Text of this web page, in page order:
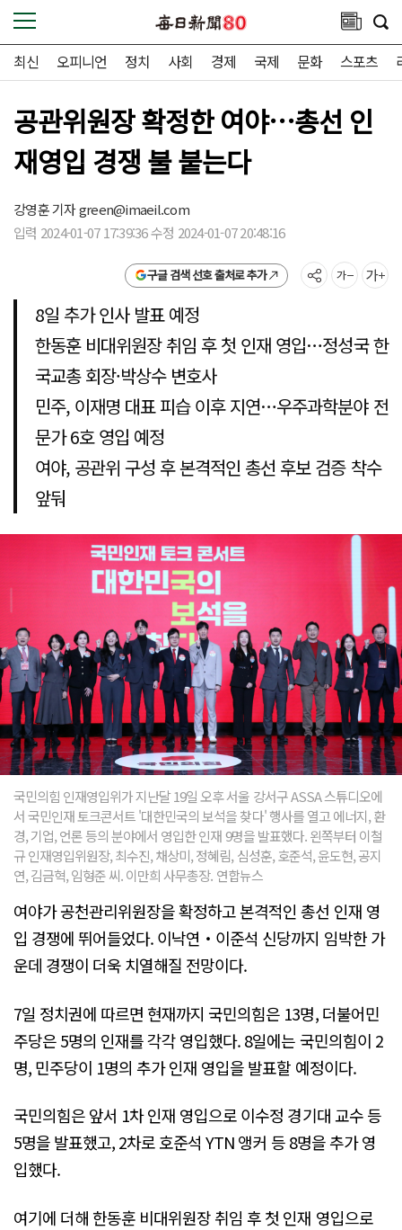
최신 오피니언 정치 사회 경제 국제 문화 스포츠
공관위원장 확정한 여야…총선 인
재영입 경쟁 불 붙는다
강영훈 기자green@imaeil.com
입력 2024-01-07 17:39:36 수정 2024-01-07 20:48:16
구글 검색 선호 출처로 추가
8일 추가 인사 발표 예정
한동훈 비대위원장 취임 후 첫 인재 영입…정성국 한
국교총 회장·박상수 변호사
민주, 이재명 대표 피습 이후 지연…우주과학분야 전
문가 6호 영입 예정
여야, 공관위 구성 후 본격적인 총선 후보 검증 착수
앞둬
국민의힘 인재영입위가 지난달 19일 오후 서울 강서구 ASSA 스튜디오에
서 국민인재 토크콘서트 '대한민국의 보석을 찾다' 행사를 열고 에너지, 환
경, 기업, 언론 등의 분야에서 영입한 인재 9명을 발표했다. 왼쪽부터 이철
규 인재영입위원장, 최수진, 채상미, 정혜림, 심성훈, 호준석, 윤도현, 공지
연, 김금혁, 임형준 씨. 이만희 사무총장. 연합뉴스
여야가 공천관리위원장을 확정하고 본격적인 총선 인재 영
입 경쟁에 뛰어들었다. 이낙연‧이준석 신당까지 임박한 가
운데 경쟁이 더욱 치열해질 전망이다.
7일 정치권에 따르면 현재까지 국민의힘은 13명, 더불어민
주당은 5명의 인재를 각각 영입했다. 8일에는 국민의힘이 2
명, 민주당이 1명의 추가 인재 영입을 발표할 예정이다.
국민의힘은 앞서 1차 인재 영입으로 이수정 경기대 교수 등
5명을 발표했고, 2차로 호준석 YTN 앵커 등 8명을 추가 영
입했다.
여기에 더해 한동훈 비대위원장 취임 후 첫 인재 영입으로